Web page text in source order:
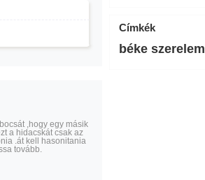
,hogy egy másik
a hidacskát csak az
.át kell hasonitania
tovább.
Címkék
béke szerelem